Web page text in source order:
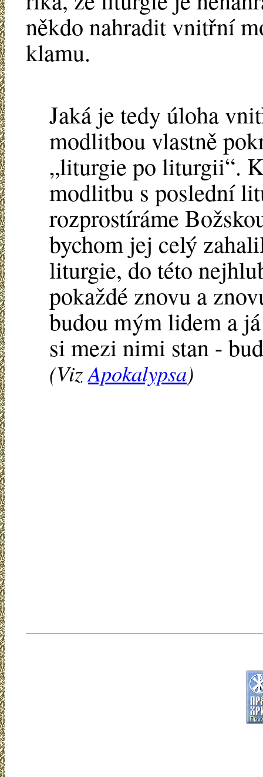
někdo nahradit vnitřní
klamu.
Jaká je tedy úloha
modlitbou vlastně
„liturgie po liturgii“.
modlitbu s poslední
rozprostíráme
bychom jej celý
liturgie, do této
pokaždé znovu a
budou mým lidem a
si mezi nimi stan -
(VizApokalypsa)